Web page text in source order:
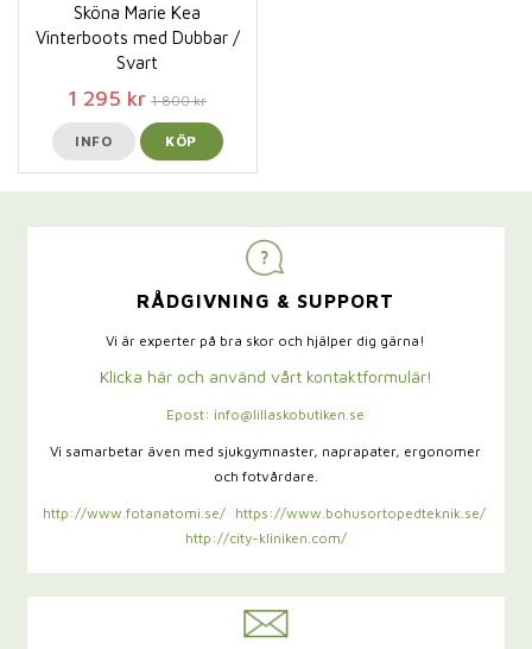
Sköna Marie Kea
Vinterboots med Dubbar /
Svart
1 295 kr 1 800 kr
INFO KÖP
RÅDGIVNING & SUPPORT
Vi är experter på bra skor och hjälper dig gärna!
Klicka här och använd vårt kontaktformulär!
Epost: info@lillaskobutiken.se
Vi samarbetar även med sjukgymnaster, naprapater, ergonomer
och fotvårdare.
http://www.fotanatomi.se/
https://www.bohusortopedteknik.se/
http://city-kliniken.com/